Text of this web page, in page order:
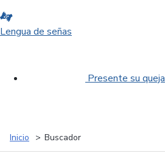
Lengua de señas
Presente su queja
Inicio Buscador